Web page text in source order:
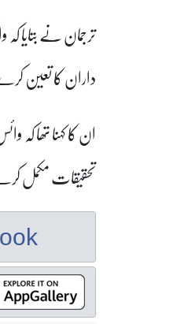
ترجمان نے بتایا
داران کا تعین
ان کا کہنا تھا
تحقیقات مکمل